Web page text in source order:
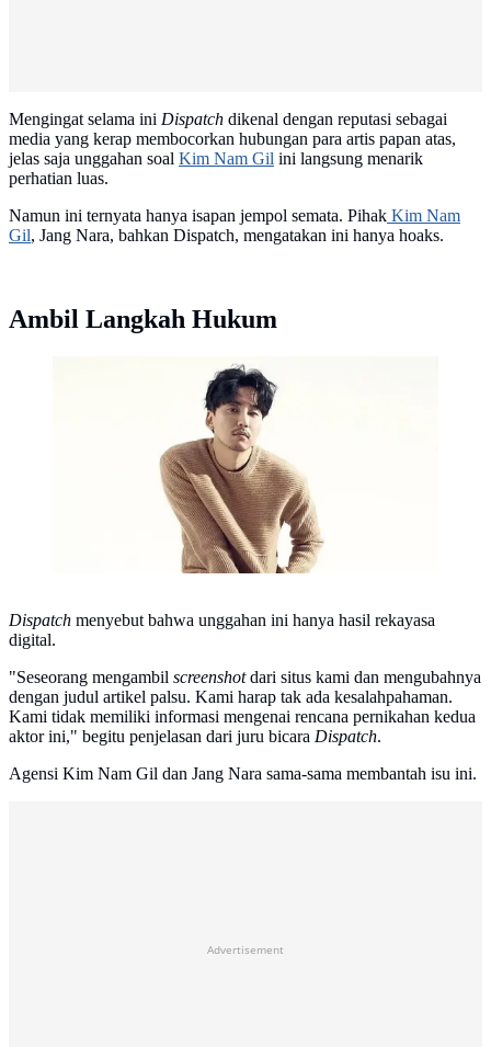
Mengingat selama ini Dispatch dikenal dengan reputasi sebagai
media yang kerap membocorkan hubungan para artis papan atas,
jelas saja unggahan soal Kim Nam Gil ini langsung menarik
perhatian luas.
Namun ini ternyata hanya isapan jempol semata. Pihak Kim Nam
Gil, Jang Nara, bahkan Dispatch, mengatakan ini hanya hoaks.
Ambil Langkah Hukum
Kim Nam Gil (Sumber Foto: Soompi)
Dispatch menyebut bahwa unggahan ini hanya hasil rekayasa
digital.
"Seseorang mengambil screenshotdari situs kami dan mengubahnya
dengan judul artikel palsu. Kami harap tak ada kesalahpahaman.
Kami tidak memiliki informasi mengenai rencana pernikahan kedua
aktor ini," begitu penjelasan dari juru bicara Dispatch.
Agensi Kim Nam Gil dan Jang Nara sama-sama membantah isu ini.
Advertisement